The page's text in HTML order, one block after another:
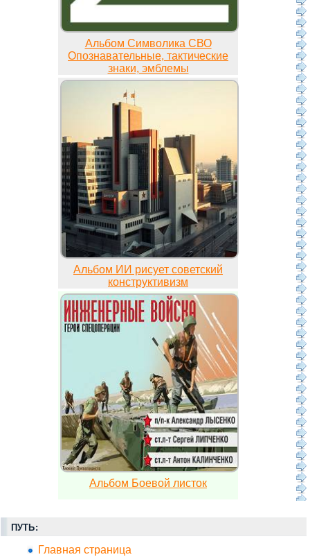
Альбом Символика СВО
Опознавательные, тактические
знаки, эмблемы
Альбом ИИ рисует советский
конструктивизм
Альбом Боевой листок
ПУТЬ:
Главная страница